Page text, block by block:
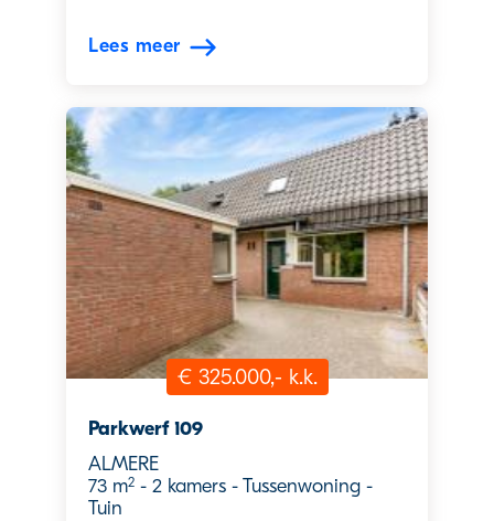
Lees meer
€ 325.000,- k.k.
Parkwerf 109
ALMERE
73 m2 - 2 kamers -Tussenwoning -
Tuin